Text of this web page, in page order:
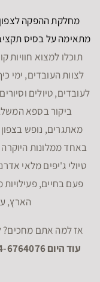
מתאימה על בסיס תקציב
תוכלו למצוא חוויות
לצוות העובדים, ימי
לעובדים, טיולים
ביקור בספא
מאתגרים, נופש
באחד ממלונות היוקרה
טיולי ג'יפים מלאי
פעם בחיים,
הארץ,
אז למה אתם מחכים?
עוד היום 04-6764076